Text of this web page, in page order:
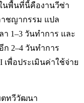
นพื้นที่นี้คืองานวีซ่า
าชญากรรม แปล
า 1–3 วันทำการ และ
ก 2–4 วันทำการ
เพื่อประเมินค่าใช้จ่าย
ตทวีวัฒนา